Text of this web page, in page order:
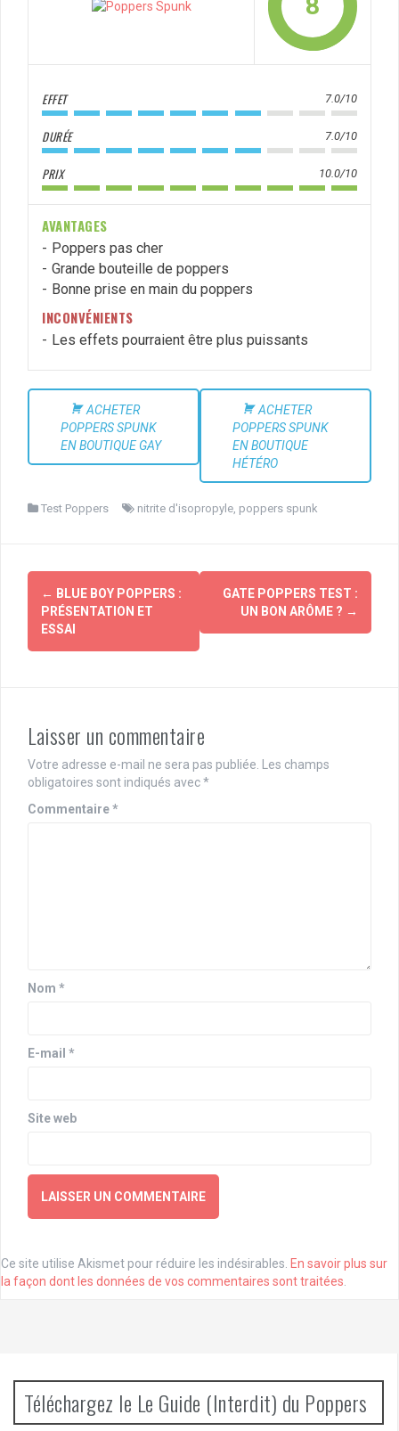
EFFET 7.0/10
DURÉE 7.0/10
PRIX 10.0/10
AVANTAGES
Poppers pas cher
Grande bouteille de poppers
Bonne prise en main du poppers
INCONVÉNIENTS
Les effets pourraient être plus puissants
ACHETER
POPPERS SPUNK
EN BOUTIQUE GAY
ACHETER
POPPERS SPUNK
EN BOUTIQUE
HÉTÉRO
Test Poppers nitrite d'isopropyle, poppers spunk
Navigation
d'article
← BLUE BOY POPPERS :
PRÉSENTATION ET
ESSAI
GATE POPPERS TEST :
UN BON ARÔME ? →
Laisser un commentaire
Votre adresse e-mail ne sera pas publiée.
Les champs
obligatoires sont indiqués avec*
Commentaire*
Nom *
E-mail *
Site web
Ce site utilise Akismet pour réduire les indésirables. En savoir plus sur
la façon dont les données de vos commentaires sont traitées
Téléchargez le Le Guide (Interdit) du Poppers